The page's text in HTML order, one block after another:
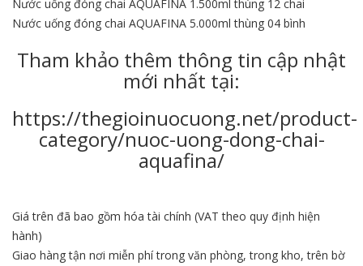
Nước uống đóng chai AQUAFINA 1.500ml thùng 12 chai
Nước uống đóng chai AQUAFINA 5.000ml thùng 04 bình
Tham khảo thêm thông tin cập nhật
mới nhất tại:
https://thegioinuocuong.net/product-
category/nuoc-uong-dong-chai-
aquafina/
Giá trên đã bao gồm hóa tài chính (VAT theo quy định hiện
hành)
Giao hàng tận nơi miễn phí trong văn phòng, trong kho, trên bờ